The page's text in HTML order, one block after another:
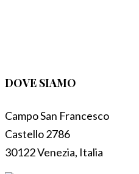
DOVE SIAMO
Campo San Francesco
Castello 2786
30122 Venezia, Italia